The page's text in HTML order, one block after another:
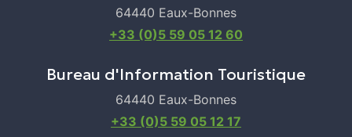
ACCÈS INTERNET CHAÎNE HIFI CHAUFFAGE
COMBINÉ CONGÉLATION FOUR
64440 Eaux-Bonnes
+33 (0)5 59 05 12 60
Bureau d'Information Touristique
64440 Eaux-Bonnes
+33 (0)5 59 05 12 17